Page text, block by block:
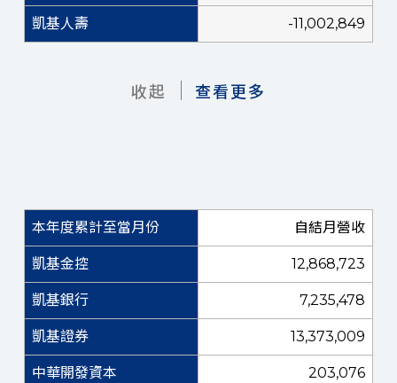
-11,002,849
收起 查看更多
自結月營收
12,868,723
7,235,478
13,373,009
203,076